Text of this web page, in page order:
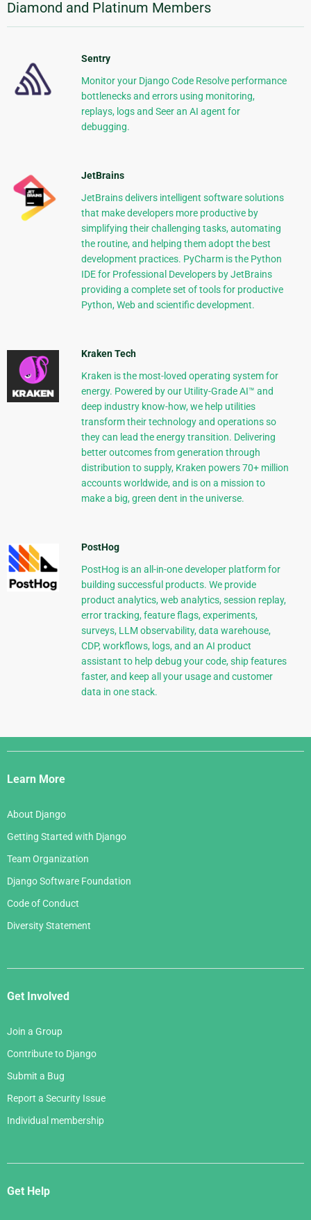
Diamond and Platinum Members
Sentry
Monitor your Django Code Resolve performance
bottlenecks and errors using monitoring,
replays, logs and Seer an AI agent for
debugging.
JetBrains
JetBrains delivers intelligent software solutions
that make developers more productive by
simplifying their challenging tasks, automating
the routine, and helping them adopt the best
development practices. PyCharm is the Python
IDE for Professional Developers by JetBrains
providing a complete set of tools for productive
Python, Web and scientific development.
Kraken Tech
Kraken is the most-loved operating system for
energy. Powered by our Utility-Grade AI™ and
deep industry know-how, we help utilities
transform their technology and operations so
they can lead the energy transition. Delivering
better outcomes from generation through
distribution to supply, Kraken powers 70+ million
accounts worldwide, and is on a mission to
make a big, green dent in the universe.
PostHog
PostHog is an all-in-one developer platform for
building successful products. We provide
product analytics, web analytics, session replay,
error tracking, feature flags, experiments,
surveys, LLM observability, data warehouse,
CDP, workflows, logs, and an AI product
assistant to help debug your code, ship features
faster, and keep all your usage and customer
data in one stack.
Django
Links
Learn More
About Django
Getting Started with Django
Team Organization
Django Software Foundation
Code of Conduct
Diversity Statement
Get Involved
Join a Group
Contribute to Django
Submit a Bug
Report a Security Issue
Individual membership
Get Help